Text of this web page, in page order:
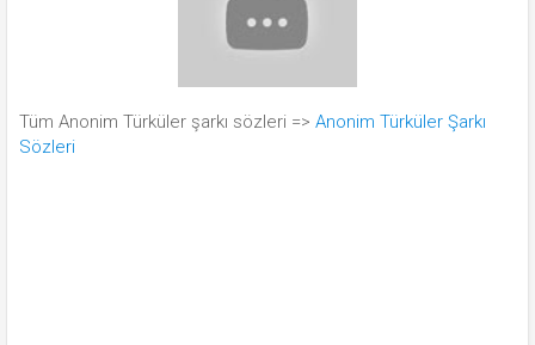
Tüm Anonim Türküler şarkı sözleri => Anonim Türküler Şarkı
Sözleri